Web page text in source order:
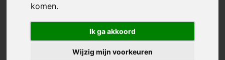
komen.
Ik ga akkoord
Wijzig mijn voorkeuren